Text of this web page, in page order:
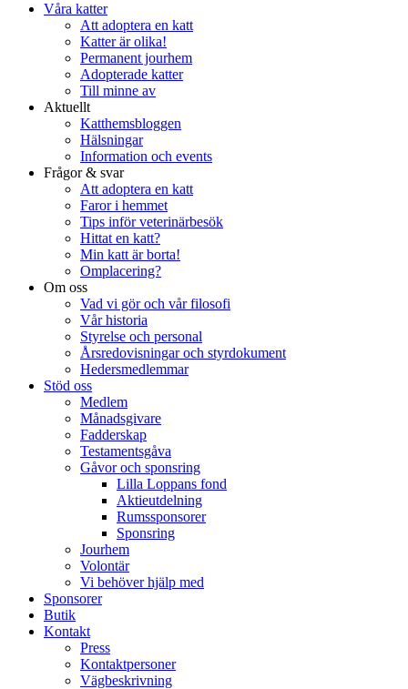
Våra katter
Att adoptera en katt
Katter är olika!
Permanent jourhem
Adopterade katter
Till minne av
Aktuellt
Katthemsbloggen
Hälsningar
Information och events
Frågor & svar
Att adoptera en katt
Faror i hemmet
Tips inför veterinärbesök
Hittat en katt?
Min katt är borta!
Omplacering?
Om oss
Vad vi gör och vår filosofi
Vår historia
Styrelse och personal
Årsredovisningar och styrdokument
Hedersmedlemmar
Stöd oss
Medlem
Månadsgivare
Fadderskap
Testamentsgåva
Gåvor och sponsring
Lilla Loppans fond
Aktieutdelning
Rumssponsorer
Sponsring
Jourhem
Volontär
Vi behöver hjälp med
Sponsorer
Butik
Kontakt
Press
Kontaktpersoner
Vägbeskrivning